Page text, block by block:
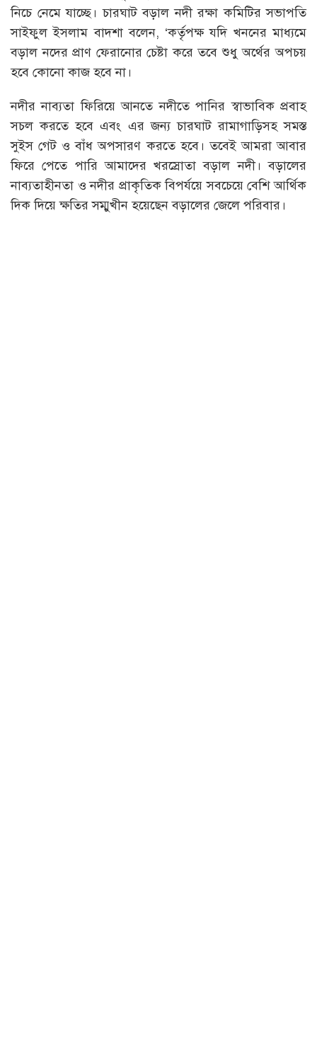
নিচে নেমে যাচ্ছে। চারঘাট বড়াল নদী রক্ষা কমিটির সভাপতি
সাইফুল ইসলাম বাদশা বলেন, ‘কর্তৃপক্ষ যদি খননের মাধ্যমে
বড়াল নদের প্রাণ ফেরানোর চেষ্টা করে তবে শুধু অর্থের অপচয়
হবে কোনো কাজ হবে না।
নদীর নাব্যতা ফিরিয়ে আনতে নদীতে পানির স্বাভাবিক প্রবাহ
সচল করতে হবে এবং এর জন্য চারঘাট রামাগাড়িসহ সমস্ত
সুইস গেট ও বাঁধ অপসারণ করতে হবে। তবেই আমরা আবার
ফিরে পেতে পারি আমাদের খরস্রোতা বড়াল নদী। বড়ালের
নাব্যতাহীনতা ও নদীর প্রাকৃতিক বিপর্যয়ে সবচেয়ে বেশি আর্থিক
দিক দিয়ে ক্ষতির সম্মুখীন হয়েছেন বড়ালের জেলে পরিবার।